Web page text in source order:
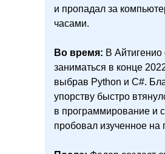
и пропадал за
часами.
Во время: В Айтигенио
заниматься в конце
выбрав Python и C#.
упорству быстро
в программирование и
пробовал изученное на